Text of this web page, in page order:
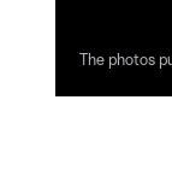
The photos